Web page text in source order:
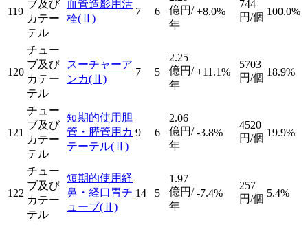
119
ブ及び
カテー
テル
血管造影用活
栓(Ⅱ)
7 6
億円/
年
+8.0%
744
円/個 100.0%
120
チュー
ブ及び
カテー
テル
スーチャーア
ンカ(Ⅱ)
7 5
2.25
億円/
年
+11.1%
5703
円/個 18.9%
121
チュー
ブ及び
カテー
テル
短期的使用胆
管・膵管用カ
テーテル(Ⅱ)
9 6
2.06
億円/
年
-3.8%
4520
円/個 19.9%
122
チュー
ブ及び
カテー
テル
短期的使用経
鼻・経口胃チ
ューブ(Ⅱ)
14 5
1.97
億円/
年
-7.4%
257
円/個 5.4%